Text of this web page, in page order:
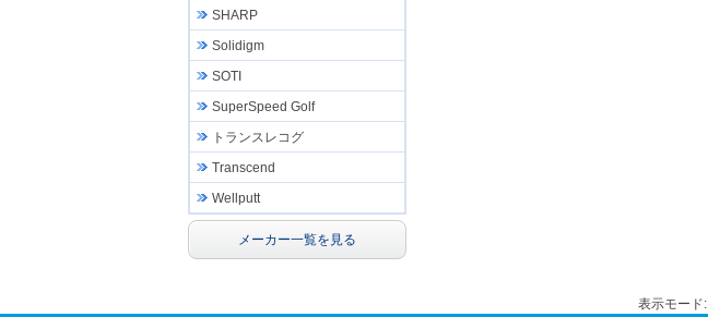
SHARP
Solidigm
SOTI
SuperSpeed Golf
トランスレコグ
Transcend
Wellputt
メーカー一覧を見る
表示モード: